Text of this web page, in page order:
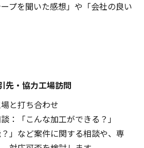
プを聞いた感想」や「会社の良い
先・協力工場訪問
と打ち合わせ
：「こんな加工ができる？」
？」など案件に関する相談や、専